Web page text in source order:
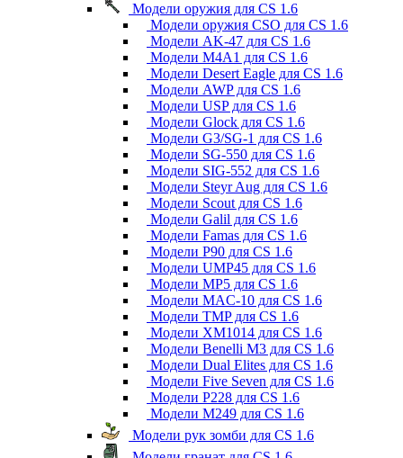
Модели оружия для CS 1.6
Модели оружия CSO для CS 1.6
Модели AK-47 для CS 1.6
Модели M4A1 для CS 1.6
Модели Desert Eagle для CS 1.6
Модели AWP для CS 1.6
Модели USP для CS 1.6
Модели Glock для CS 1.6
Модели G3/SG-1 для CS 1.6
Модели SG-550 для CS 1.6
Модели SIG-552 для CS 1.6
Модели Steyr Aug для CS 1.6
Модели Scout для CS 1.6
Модели Galil для CS 1.6
Модели Famas для CS 1.6
Модели P90 для CS 1.6
Модели UMP45 для CS 1.6
Модели MP5 для CS 1.6
Модели MAC-10 для CS 1.6
Модели TMP для CS 1.6
Модели XM1014 для CS 1.6
Модели Benelli M3 для CS 1.6
Модели Dual Elites для CS 1.6
Модели Five Seven для CS 1.6
Модели P228 для CS 1.6
Модели M249 для CS 1.6
Модели рук зомби для CS 1.6